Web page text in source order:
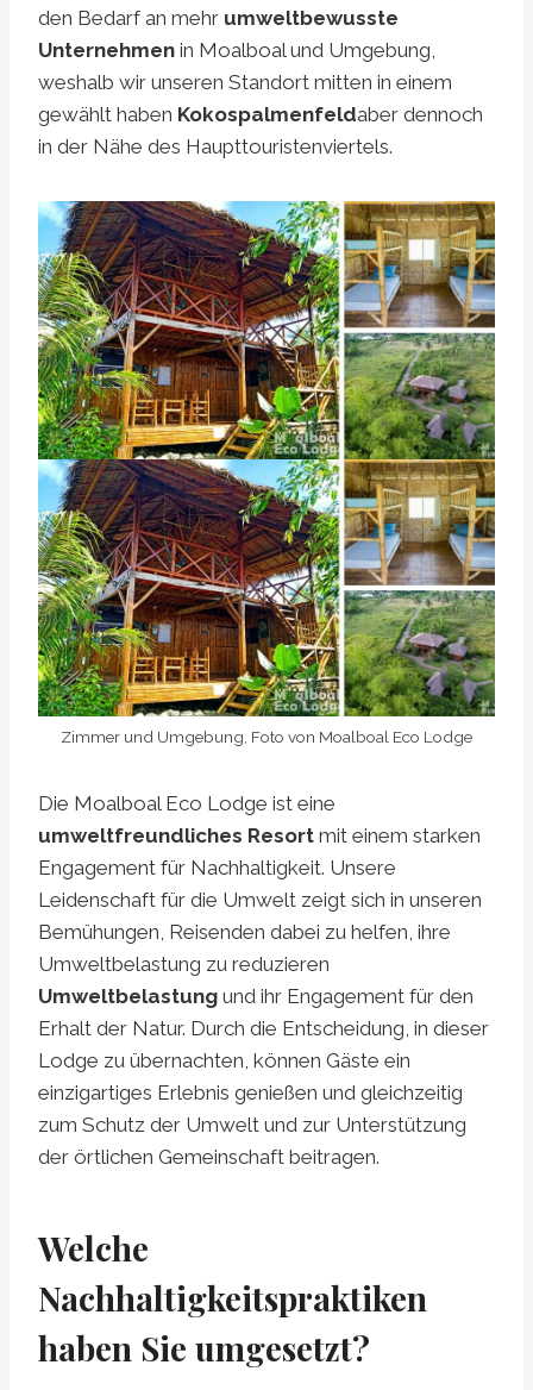
den Bedarf an mehr umweltbewusste
Unternehmen in Moalboal und Umgebung,
weshalb wir unseren Standort mitten in einem
gewählt haben Kokospalmenfeldaber dennoch
in der Nähe des Haupttouristenviertels.
Zimmer und Umgebung, Foto von Moalboal Eco Lodge
Die Moalboal Eco Lodge ist eine
umweltfreundliches Resort mit einem starken
Engagement für Nachhaltigkeit. Unsere
Leidenschaft für die Umwelt zeigt sich in unseren
Bemühungen, Reisenden dabei zu helfen, ihre
Umweltbelastung zu reduzieren
Umweltbelastung und ihr Engagement für den
Erhalt der Natur. Durch die Entscheidung, in dieser
Lodge zu übernachten, können Gäste ein
einzigartiges Erlebnis genießen und gleichzeitig
zum Schutz der Umwelt und zur Unterstützung
der örtlichen Gemeinschaft beitragen.
Welche
Nachhaltigkeitspraktiken
haben Sie umgesetzt?